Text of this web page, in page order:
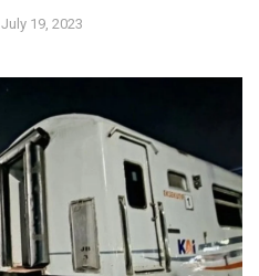
July 19, 2023